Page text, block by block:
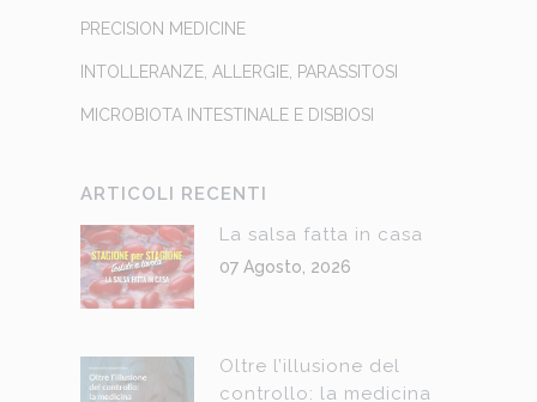
PRECISION MEDICINE
INTOLLERANZE, ALLERGIE, PARASSITOSI
MICROBIOTA INTESTINALE E DISBIOSI
ARTICOLI RECENTI
La salsa fatta in casa
07 Agosto, 2026
Oltre l’illusione del
controllo: la medicina